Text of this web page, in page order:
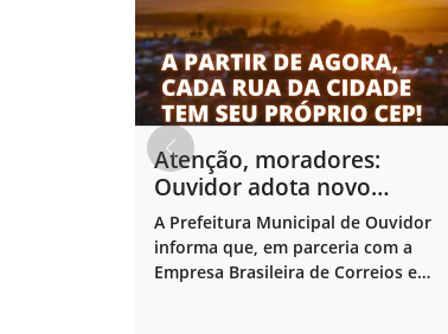
Atenção, moradores:
Ouvidor adota novo
sistema de CEP por rua
A Prefeitura Municipal de Ouvidor
informa que, em parceria com a
Empresa Brasileira de Correios e